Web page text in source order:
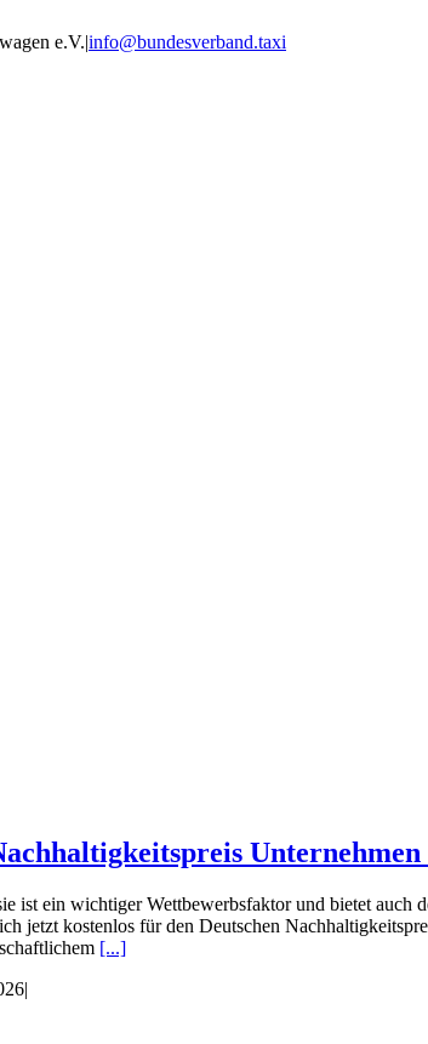
e.V.|info@bundesverband.taxi
Unternehmen
ist ein wichtiger Wettbewerbsfaktor und bietet
jetzt kostenlos für den Deutschen
[...]
|